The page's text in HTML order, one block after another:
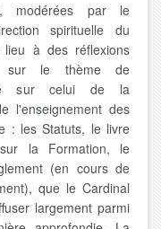
modérées par le
spirituelle du
à des réflexions
sur le thème de
sur celui de la
l'enseignement des
: les Statuts, le livre
la Formation, le
(en cours de
que le Cardinal
largement parmi